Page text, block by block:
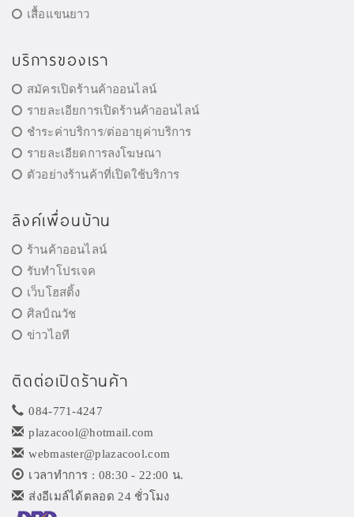
เสื้อแขนยาว
บริการของเรา
สมัครเปิดร้านค้าออนไลน์
รายละเอียการเปิดร้านค้าออนไลน์
ชำระค่าบริการ/ต่ออายุค่าบริการ
รายละเอียดการลงโฆษณา
ตัวอย่างร้านค้าที่เปิดใช้บริการ
ลิงค์เพื่อนบ้าน
ร้านค้าออนไลน์
รับทำโปรเจค
เว็บโฮสติ้ง
ศิลป์ณวัช
ข่าวไอที
ติดต่อเปิดร้านค้า
084-771-4247
plazacool@hotmail.com
webmaster@plazacool.com
เวลาทำการ : 08:30 - 22:00 น.
ส่งอีเมล์ได้ตลอด 24 ชั่วโมง